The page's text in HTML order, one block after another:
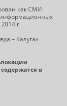
как СМИ
информационных
г.
– Калуга»
в